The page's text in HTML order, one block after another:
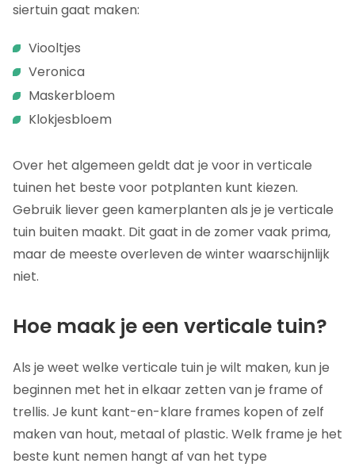
siertuin gaat maken:
Viooltjes
Veronica
Maskerbloem
Klokjesbloem
Over het algemeen geldt dat je voor in verticale
tuinen het beste voor potplanten kunt kiezen.
Gebruik liever geen kamerplanten als je je verticale
tuin buiten maakt. Dit gaat in de zomer vaak prima,
maar de meeste overleven de winter waarschijnlijk
niet.
Hoe maak je een verticale tuin?
Als je weet welke verticale tuin je wilt maken, kun je
beginnen met het in elkaar zetten van je frame of
trellis. Je kunt kant-en-klare frames kopen of zelf
maken van hout, metaal of plastic. Welk frame je het
beste kunt nemen hangt af van het type